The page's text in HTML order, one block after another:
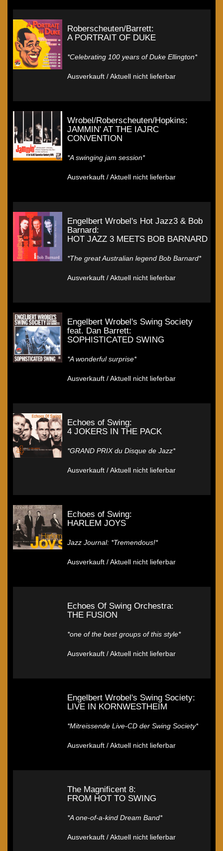
Roberscheuten/Barrett:
A PORTRAIT OF DUKE
*Celebrating 100 years of Duke Ellington*
Ausverkauft / Aktuell nicht lieferbar
Wrobel/Roberscheuten/Hopkins:
JAMMIN' AT THE IAJRC
CONVENTION
*A swinging jam session*
Ausverkauft / Aktuell nicht lieferbar
Engelbert Wrobel's Hot Jazz3 & Bob
Barnard:
HOT JAZZ 3 MEETS BOB BARNARD
*The great Australian legend Bob Barnard*
Ausverkauft / Aktuell nicht lieferbar
Engelbert Wrobel's Swing Society
feat. Dan Barrett:
SOPHISTICATED SWING
*A wonderful surprise*
Ausverkauft / Aktuell nicht lieferbar
Echoes of Swing:
4 JOKERS IN THE PACK
*GRAND PRIX du Disque de Jazz*
Ausverkauft / Aktuell nicht lieferbar
Echoes of Swing:
HARLEM JOYS
Jazz Journal: *Tremendous!*
Ausverkauft / Aktuell nicht lieferbar
Echoes Of Swing Orchestra:
THE FUSION
*one of the best groups of this style*
Ausverkauft / Aktuell nicht lieferbar
Engelbert Wrobel's Swing Society:
LIVE IN KORNWESTHEIM
*Mitreissende Live-CD der Swing Society*
Ausverkauft / Aktuell nicht lieferbar
The Magnificent 8:
FROM HOT TO SWING
*A one-of-a-kind Dream Band*
Ausverkauft / Aktuell nicht lieferbar